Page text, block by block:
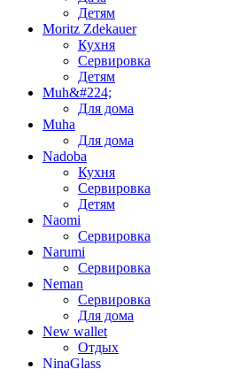
Детям
Moritz Zdekauer
Кухня
Сервировка
Детям
Muh&#224;
Для дома
Muha
Для дома
Nadoba
Кухня
Сервировка
Детям
Naomi
Сервировка
Narumi
Сервировка
Neman
Сервировка
Для дома
New wallet
Отдых
NinaGlass